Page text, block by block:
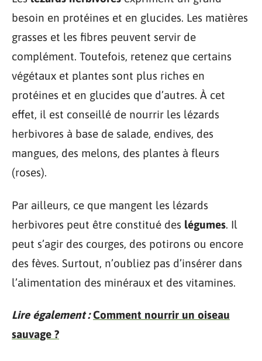
besoin en protéines et en glucides. Les matières
grasses et les fibres peuvent servir de
complément. Toutefois, retenez que certains
végétaux et plantes sont plus riches en
protéines et en glucides que d’autres. À cet
effet, il est conseillé de nourrir les lézards
herbivores à base de salade, endives, des
mangues, des melons, des plantes à fleurs
(roses).
Par ailleurs, ce que mangent les lézards
herbivores peut être constitué des légumes. Il
peut s’agir des courges, des potirons ou encore
des fèves. Surtout, n’oubliez pas d’insérer dans
l’alimentation des minéraux et des vitamines.
Lire également : Comment nourrir un oiseau
sauvage ?